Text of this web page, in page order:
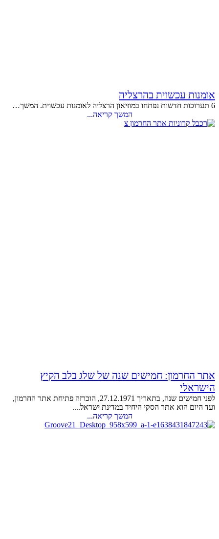
אומנות עכשוית בהרצליה
6 תערוכות חדשות נפתחו במוזיאון הרצליה לאומנות עכשוית. המשך…
המשך קריאה...
אתר החרמון: חמישים שנה של שלג בלב הקיץ
הישראלי
לפני חמישים שנה, בתאריך 27.12.1971, הוכרזה פתיחת אתר החרמון,
ועד היום הוא אתר הסקי היחיד במדינת ישראל....
המשך קריאה...